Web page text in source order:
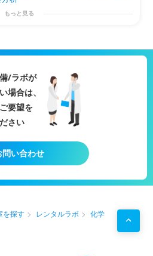
もっと見る
/ラボが
場合は、
要望を
さい
問い合わせ
を探す レンタルラボ 化学